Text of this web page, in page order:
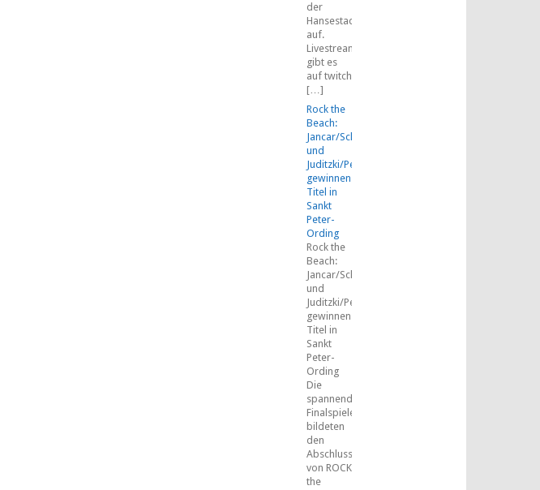
der
Hansestadt
auf.
Livestreams
gibt es
auf twitch
[…]
Rock the
Beach:
Jancar/Schäkel
und
Juditzki/Peemüller
gewinnen
Titel in
Sankt
Peter-
Ording
Rock the
Beach:
Jancar/Schäkel
und
Juditzki/Peemüller
gewinnen
Titel in
Sankt
Peter-
Ording
Die
spannenden
Finalspiele
bildeten
den
Abschluss
von ROCK
the